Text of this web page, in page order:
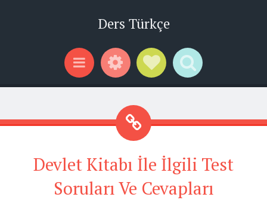
Ders Türkçe
Menu WidgetsSocial Links
Search
Devlet Kitabı İle İlgili Test
Soruları Ve Cevapları